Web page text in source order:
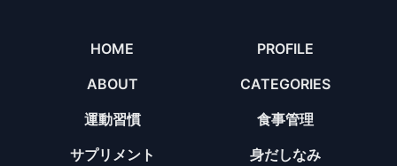
HOME
PROFILE
ABOUT
CATEGORIES
運動習慣
食事管理
サプリメント
身だしなみ